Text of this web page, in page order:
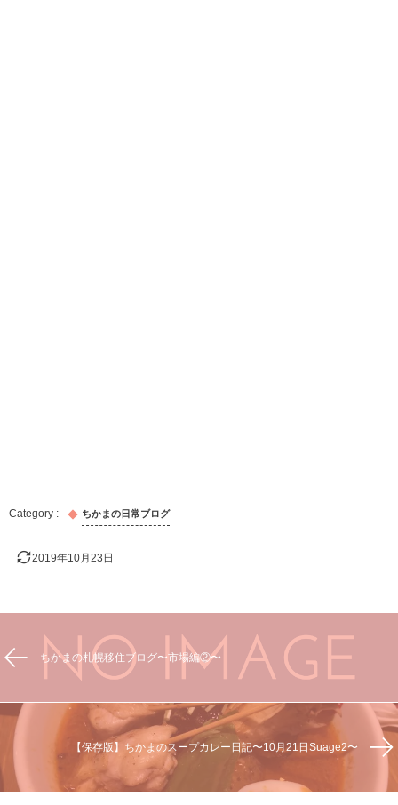
ちかまの日常ブログ
2019年10月23日
ちかまの札幌移住ブログ〜市場編②〜
【保存版】ちかまのスープカレー日記〜10月21日Suage2〜